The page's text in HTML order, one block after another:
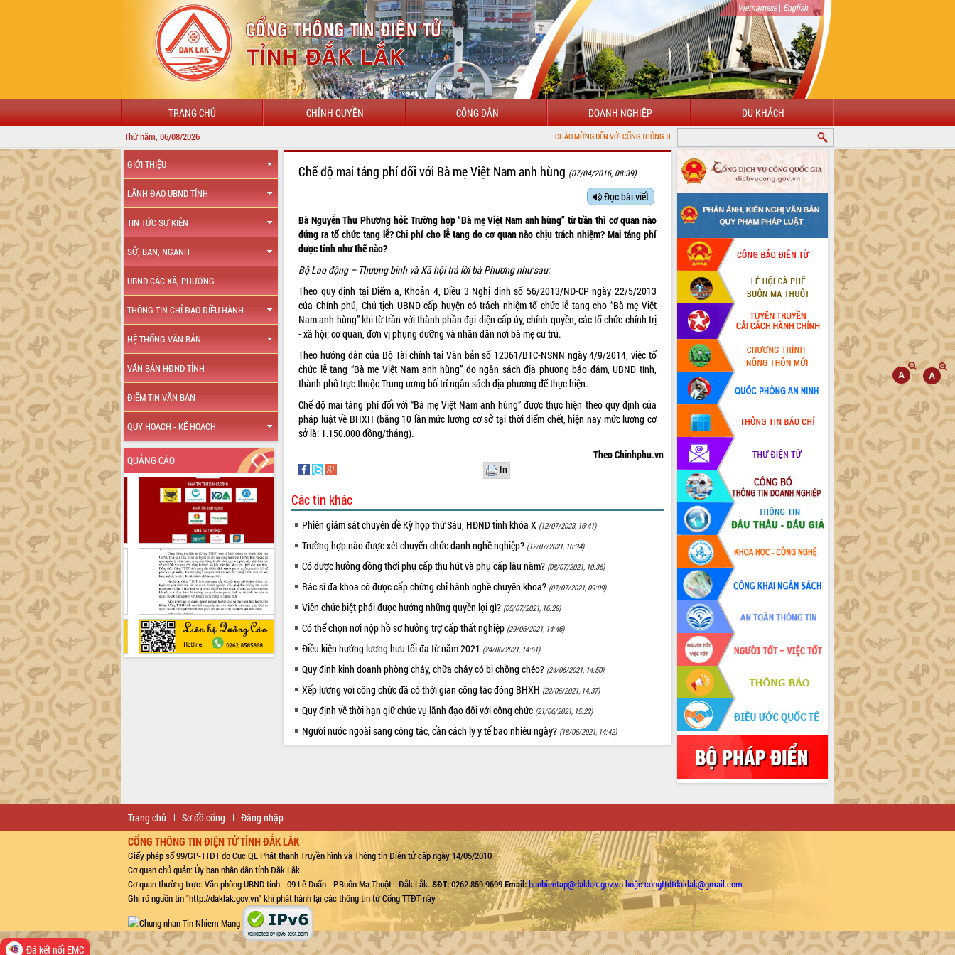
Vietnamese| English
TRANG CHỦ CHÍNH QUYỀN CÔNG DÂN DOANH NGHIỆP DU KHÁCH
Thứ năm, 06/08/2026 CHÀO MỪNG ĐẾN VỚI CỔNG THÔNG TIN ĐIỆN TỬ TỈNH ĐẮK LẮK
GIỚI THIỆU
LÃNH ĐẠO UBND TỈNH
TIN TỨC SỰ KIỆN
SỞ, BAN, NGÀNH
UBND CÁC XÃ, PHƯỜNG
THÔNG TIN CHỈ ĐẠO ĐIỀU HÀNH
HỆ THỐNG VĂN BẢN
VĂN BẢN HĐND TỈNH
ĐIỂM TIN VĂN BẢN
QUY HOẠCH - KẾ HOẠCH
QUẢNG CÁO
Chế độ mai táng phí đối với Bà mẹ Việt Nam anh hùng (07/04/2016, 08:39)
Đọc bài viết
Bà Nguyễn Thu Phương hỏi: Trường hợp “Bà mẹ Việt Nam anh hùng” từ trần thì cơ quan nào
đứng ra tổ chức tang lễ? Chi phí cho lễ tang do cơ quan nào chịu trách nhiệm? Mai táng phí
được tính như thế nào?
Bộ Lao động – Thương binh và Xã hội trả lời bà Phương như sau:
Theo quy định tại Điểm a, Khoản 4, Điều 3 Nghị định số 56/2013/NĐ-CPngày 22/5/2013
của Chính phủ, Chủ tịch UBND cấp huyện có trách nhiệm tổ chức lễ tang cho “Bà mẹ Việt
Nam anh hùng” khi từ trần với thành phần đại diện cấp ủy, chính quyền, các tổ chức chính trị
- xã hội; cơ quan, đơn vị phụng dưỡng và nhân dân nơi bà mẹ cư trú.
Theo hướng dẫn của Bộ Tài chính tại Văn bản số 12361/BTC-NSNN ngày 4/9/2014, việc tổ
chức lễ tang “Bà mẹ Việt Nam anh hùng” do ngân sách địa phương bảo đảm, UBND tỉnh,
thành phố trực thuộc Trung ương bố trí ngân sách địa phương để thực hiện.
Chế độ mai táng phí đối với “Bà mẹ Việt Nam anh hùng” được thực hiện theo quy định của
pháp luật về BHXH (bằng 10 lần mức lương cơ sở tại thời điểm chết, hiện nay mức lương cơ
sở là: 1.150.000 đồng/tháng).
Theo Chinhphu.vn
In
Các tin khác
Phiên giám sát chuyên đề Kỳ họp thứ Sáu, HĐND tỉnh khóa X (12/07/2023, 16:41)
Trường hợp nào được xét chuyển chức danh nghề nghiệp? (12/07/2021, 16:34)
Có được hưởng đồng thời phụ cấp thu hút và phụ cấp lâu năm? (08/07/2021, 10:36)
Bác sĩ đa khoa có được cấp chứng chỉ hành nghề chuyên khoa? (07/07/2021, 09:09)
Viên chức biệt phái được hưởng những quyền lợi gì? (05/07/2021, 16:28)
Có thể chọn nơi nộp hồ sơ hưởng trợ cấp thất nghiệp (29/06/2021, 14:46)
Điều kiện hưởng lương hưu tối đa từ năm 2021 (24/06/2021, 14:51)
Quy định kinh doanh phòng cháy, chữa cháy có bị chồng chéo? (24/06/2021, 14:50)
Xếp lương với công chức đã có thời gian công tác đóng BHXH (22/06/2021, 14:37)
Quy định về thời hạn giữ chức vụ lãnh đạo đối với công chức (21/06/2021, 15:22)
Người nước ngoài sang công tác, cần cách ly y tế bao nhiêu ngày? (18/06/2021, 14:42)
Trang chủ Sơ đồ cổng Đăng nhập
CỔNG THÔNG TIN ĐIỆN TỬ TỈNH ĐẮK LẮK
Giấy phép số 99/GP-TTĐT do Cục QL Phát thanh Truyền hình và Thông tin Điện tử cấp ngày 14/05/2010
Cơ quan chủ quản: Ủy ban nhân dân tỉnh Đắk Lắk
Cơ quan thường trực: Văn phòng UBND tỉnh - 09 Lê Duẩn - P.Buôn Ma Thuột - Đắk Lắk.SĐT:0262.859.9699Email:banbientap@daklak.gov.vn hoặc congttdtdaklak@gmail.com
Ghi rõ nguồn tin "http://daklak.gov.vn" khi phát hành lại các thông tin từ Cổng TTĐT này
Đã kết nối EMC